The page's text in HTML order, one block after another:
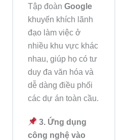
Tập đoànGoogle
khuyến khích lãnh
đạo làm việc ở
nhiều khu vực khác
nhau, giúp họ có tư
duy đa văn hóa và
dễ dàng điều phối
các dự án toàn cầu.
3. Ứng dụng
công nghệ vào